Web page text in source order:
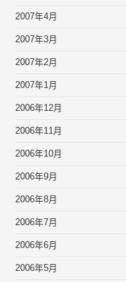
2007年4月
2007年3月
2007年2月
2007年1月
2006年12月
2006年11月
2006年10月
2006年9月
2006年8月
2006年7月
2006年6月
2006年5月